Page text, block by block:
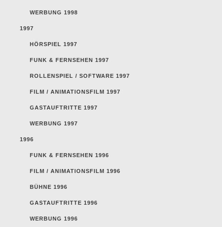
WERBUNG 1998
1997
HÖRSPIEL 1997
FUNK & FERNSEHEN 1997
ROLLENSPIEL / SOFTWARE 1997
FILM / ANIMATIONSFILM 1997
GASTAUFTRITTE 1997
WERBUNG 1997
1996
FUNK & FERNSEHEN 1996
FILM / ANIMATIONSFILM 1996
BÜHNE 1996
GASTAUFTRITTE 1996
WERBUNG 1996